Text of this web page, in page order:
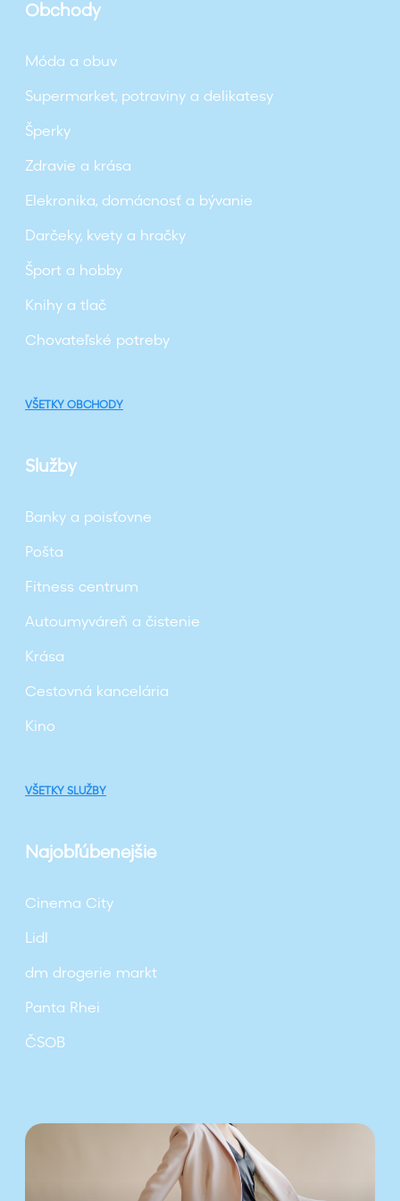
Obchody
Móda a obuv
Supermarket, potraviny a delikatesy
Šperky
Zdravie a krása
Elekronika, domácnosť a bývanie
Darčeky, kvety a hračky
Šport a hobby
Knihy a tlač
Chovateľské potreby
VŠETKY OBCHODY
Služby
Banky a poisťovne
Pošta
Fitness centrum
Autoumyváreň a čistenie
Krása
Cestovná kancelária
Kino
VŠETKY SLUŽBY
Najobľúbenejšie
Cinema City
Lidl
dm drogerie markt
Panta Rhei
ČSOB
Z